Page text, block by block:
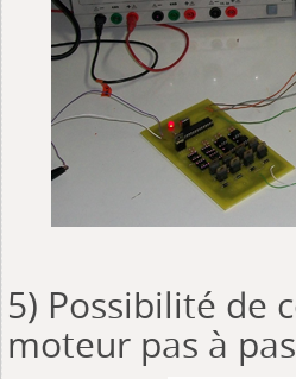
5) Possibilité de
moteur pas à